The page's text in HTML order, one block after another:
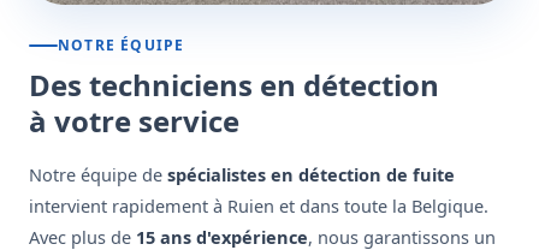
NOTRE ÉQUIPE
Des techniciens en détection
à votre service
Notre équipe de spécialistes en détection de fuite
intervient rapidement à Ruien et dans toute la Belgique.
Avec plus de 15 ans d'expérience, nous garantissons un